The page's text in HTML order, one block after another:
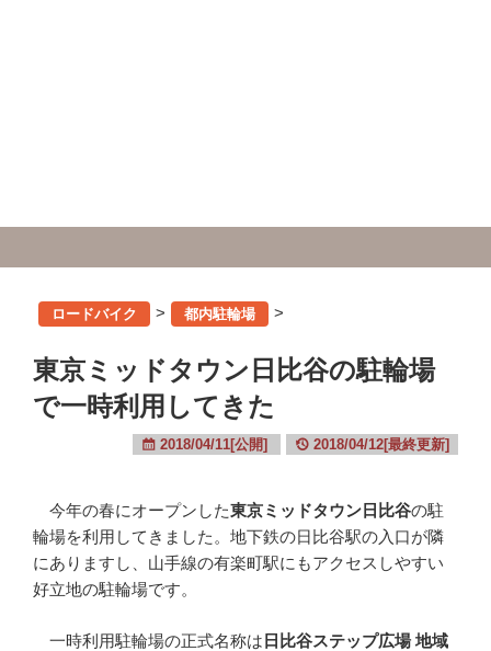
ロードバイク > 都内駐輪場 >
東京ミッドタウン日比谷の駐輪場
で一時利用してきた
2018/04/11[公開] 2018/04/12[最終更新]
今年の春にオープンした東京ミッドタウン日比谷の駐
輪場を利用してきました。地下鉄の日比谷駅の入口が隣
にありますし、山手線の有楽町駅にもアクセスしやすい
好立地の駐輪場です。
一時利用駐輪場の正式名称は 日比谷ステップ広場 地域